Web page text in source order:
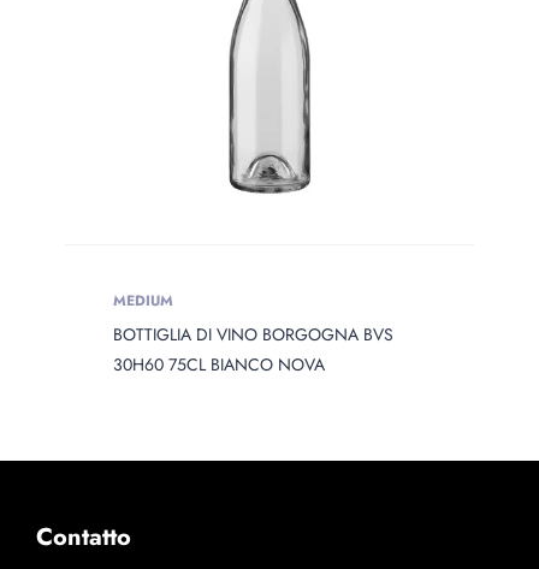
MEDIUM
BOTTIGLIA DI VINO BORGOGNA BVS
30H60 75CL BIANCO NOVA
Contatto